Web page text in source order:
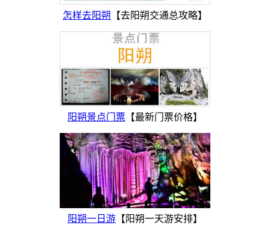
怎样去阳朔 【去阳朔交通总攻略】
阳朔景点门票 【最新门票价格】
阳朔一日游 【阳朔一天游安排】